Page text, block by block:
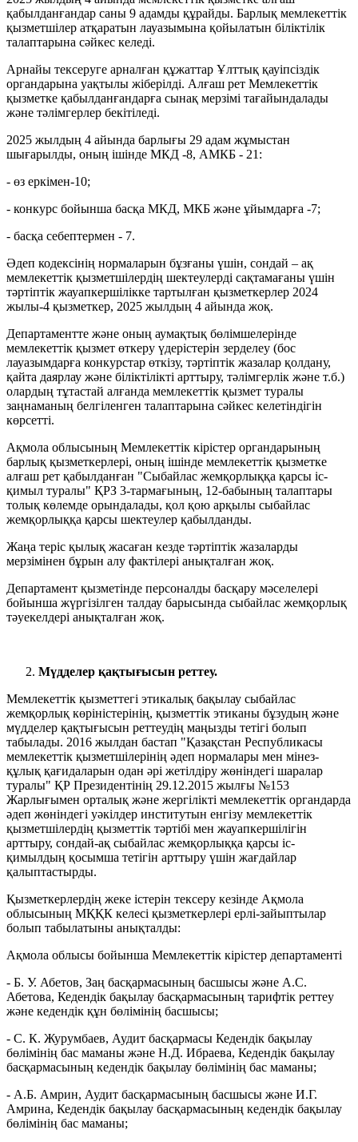
қабылданғандар саны 9 адамды құрайды. Барлық мемлекеттік
қызметшілер атқаратын лауазымына қойылатын біліктілік
талаптарына сәйкес келеді.
Арнайы тексеруге арналған құжаттар Ұлттық қауіпсіздік
органдарына уақтылы жіберілді. Алғаш рет Мемлекеттік
қызметке қабылданғандарға сынақ мерзімі тағайындалады
және тәлімгерлер бекітіледі.
2025 жылдың 4 айында барлығы 29 адам жұмыстан
шығарылды, оның ішінде МКД -8, АМКБ - 21:
- өз еркімен-10;
- конкурс бойынша басқа МКД, МКБ және ұйымдарға -7;
- басқа себептермен - 7.
Әдеп кодексінің нормаларын бұзғаны үшін, сондай – ақ
мемлекеттік қызметшілердің шектеулерді сақтамағаны үшін
тәртіптік жауапкершілікке тартылған қызметкерлер 2024
жылы-4 қызметкер, 2025 жылдың 4 айында жоқ.
Департаментте және оның аумақтық бөлімшелерінде
мемлекеттік қызмет өткеру үдерістерін зерделеу (бос
лауазымдарға конкурстар өткізу, тәртіптік жазалар қолдану,
қайта даярлау және біліктілікті арттыру, тәлімгерлік және т.б.)
олардың тұтастай алғанда мемлекеттік қызмет туралы
заңнаманың белгіленген талаптарына сәйкес келетіндігін
көрсетті.
Ақмола облысының Мемлекеттік кірістер органдарының
барлық қызметкерлері, оның ішінде мемлекеттік қызметке
алғаш рет қабылданған "Сыбайлас жемқорлыққа қарсы іс-
қимыл туралы" ҚРЗ 3-тармағының, 12-бабының талаптары
толық көлемде орындалады, қол қою арқылы сыбайлас
жемқорлыққа қарсы шектеулер қабылданды.
Жаңа теріс қылық жасаған кезде тәртіптік жазаларды
мерзімінен бұрын алу фактілері анықталған жоқ.
Департамент қызметінде персоналды басқару мәселелері
бойынша жүргізілген талдау барысында сыбайлас жемқорлық
тәуекелдері анықталған жоқ.
Мүдделер қақтығысын реттеу.
Мемлекеттік қызметтегі этикалық бақылау сыбайлас
жемқорлық көріністерінің, қызметтік этиканы бұзудың және
мүдделер қақтығысын реттеудің маңызды тетігі болып
табылады. 2016 жылдан бастап "Қазақстан Республикасы
мемлекеттік қызметшілерінің әдеп нормалары мен мінез-
құлық қағидаларын одан әрі жетілдіру жөніндегі шаралар
туралы" ҚР Президентінің 29.12.2015 жылғы №153
Жарлығымен орталық және жергілікті мемлекеттік органдарда
әдеп жөніндегі уәкілдер институтын енгізу мемлекеттік
қызметшілердің қызметтік тәртібі мен жауапкершілігін
арттыру, сондай-ақ сыбайлас жемқорлыққа қарсы іс-
қимылдың қосымша тетігін арттыру үшін жағдайлар
қалыптастырды.
Қызметкерлердің жеке істерін тексеру кезінде Ақмола
облысының МҚҚК келесі қызметкерлері ерлі-зайыптылар
болып табылатыны анықталды:
Ақмола облысы бойынша Мемлекеттік кірістер департаменті
- Б. У. Абетов, Заң басқармасының басшысы және А.С.
Абетова, Кедендік бақылау басқармасының тарифтік реттеу
және кедендік құн бөлімінің басшысы;
- С. К. Журумбаев, Аудит басқармасы Кедендік бақылау
бөлімінің бас маманы және Н.Д. Ибраева, Кедендік бақылау
басқармасының кедендік бақылау бөлімінің бас маманы;
- А.Б. Амрин, Аудит басқармасының басшысы және И.Г.
Амрина, Кедендік бақылау басқармасының кедендік бақылау
бөлімінің бас маманы;